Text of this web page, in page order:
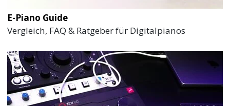
E-Piano Guide
Vergleich, FAQ & Ratgeber für Digitalpianos